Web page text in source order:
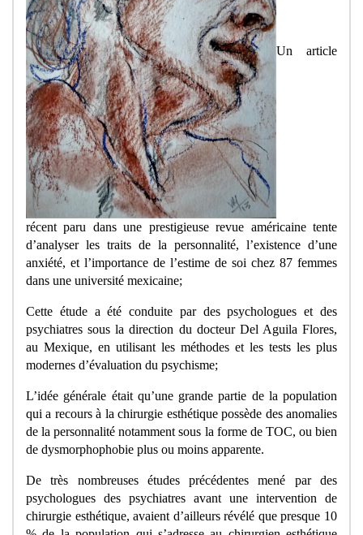
Un article
récent paru dans une prestigieuse revue américaine tente
d’analyser les traits de la personnalité, l’existence d’une
anxiété, et l’importance de l’estime de soi chez 87 femmes
dans une université mexicaine;
Cette étude a été conduite par des psychologues et des
psychiatres sous la direction du docteur Del Aguila Flores,
au Mexique, en utilisant les méthodes et les tests les plus
modernes d’évaluation du psychisme;
L’idée générale était qu’une grande partie de la population
qui a recours à la chirurgie esthétique possède des anomalies
de la personnalité notamment sous la forme de TOC, ou bien
de dysmorphophobie plus ou moins apparente.
De très nombreuses études précédentes mené par des
psychologues des psychiatres avant une intervention de
chirurgie esthétique, avaient d’ailleurs révélé que presque 10